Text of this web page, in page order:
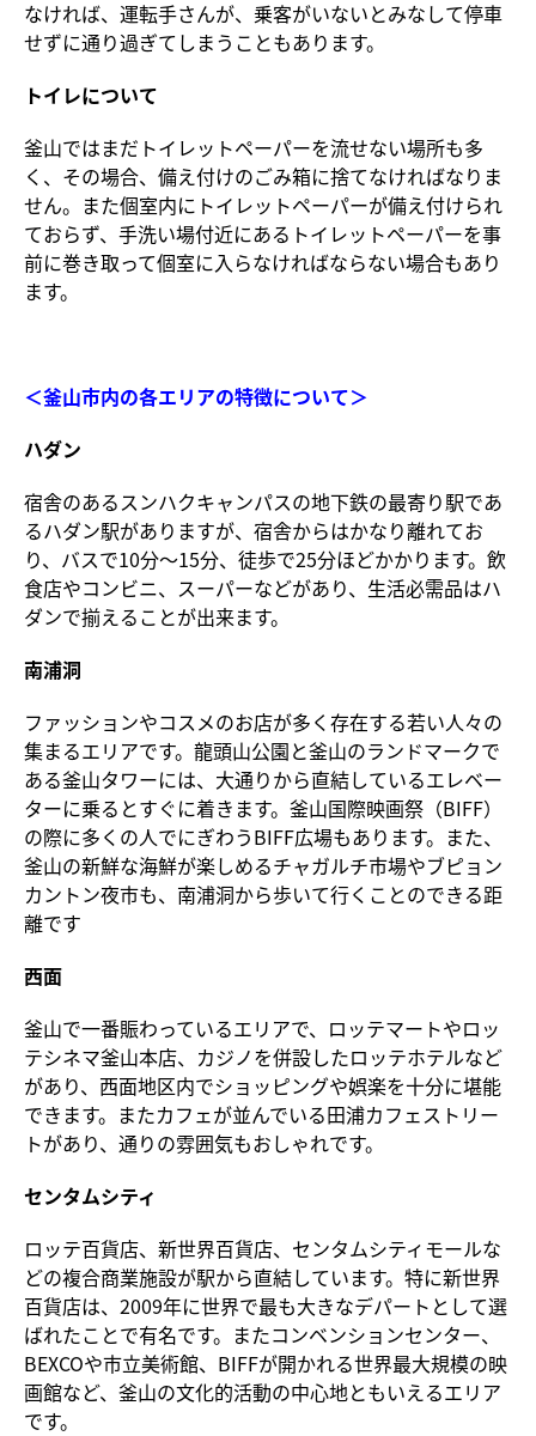
なければ、運転手さんが、乗客がいないとみなして停車
せずに通り過ぎてしまうこともあります。
トイレについて
釜山ではまだトイレットペーパーを流せない場所も多
く、その場合、備え付けのごみ箱に捨てなければなりま
せん。また個室内にトイレットペーパーが備え付けられ
ておらず、手洗い場付近にあるトイレットペーパーを事
前に巻き取って個室に入らなければならない場合もあり
ます。
＜釜山市内の各エリアの特徴について＞
ハダン
宿舎のあるスンハクキャンパスの地下鉄の最寄り駅であ
るハダン駅がありますが、宿舎からはかなり離れてお
り、バスで10分～15分、徒歩で25分ほどかかります。飲
食店やコンビニ、スーパーなどがあり、生活必需品はハ
ダンで揃えることが出来ます。
南浦洞
ファッションやコスメのお店が多く存在する若い人々の
集まるエリアです。龍頭山公園と釜山のランドマークで
ある釜山タワーには、大通りから直結しているエレベー
ターに乗るとすぐに着きます。釜山国際映画祭（BIFF）
の際に多くの人でにぎわうBIFF広場もあります。また、
釜山の新鮮な海鮮が楽しめるチャガルチ市場やブピョン
カントン夜市も、南浦洞から歩いて行くことのできる距
離です
西面
釜山で一番賑わっているエリアで、ロッテマートやロッ
テシネマ釜山本店、カジノを併設したロッテホテルなど
があり、西面地区内でショッピングや娯楽を十分に堪能
できます。またカフェが並んでいる田浦カフェストリー
トがあり、通りの雰囲気もおしゃれです。
センタムシティ
ロッテ百貨店、新世界百貨店、センタムシティモールな
どの複合商業施設が駅から直結しています。特に新世界
百貨店は、2009年に世界で最も大きなデパートとして選
ばれたことで有名です。またコンベンションセンター、
BEXCOや市立美術館、BIFFが開かれる世界最大規模の映
画館など、釜山の文化的活動の中心地ともいえるエリア
です。